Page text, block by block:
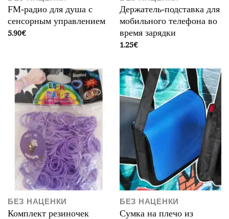
FM-радио для душа с
сенсорным управлением
5.90€
Держатель-подставка для
мобильного телефона во
время зарядки
1.25€
БЕЗ НАЦЕНКИ
Комплект резиночек
БЕЗ НАЦЕНКИ
Сумка на плечо из